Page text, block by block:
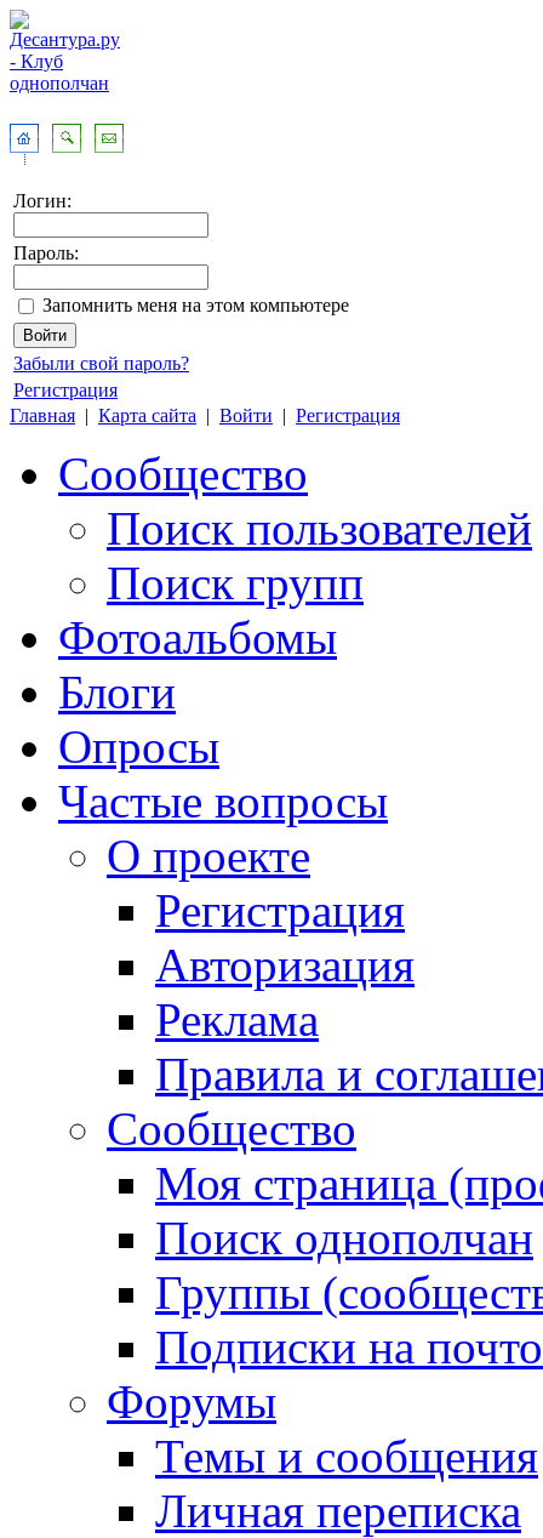
Логин:
Пароль:
Запомнить меня на этом компьютере
Забыли свой пароль?
Регистрация
Главная | Карта сайта | Войти | Регистрация
Сообщество
Поиск пользователей
Поиск групп
Фотоальбомы
Блоги
Опросы
Частые вопросы
О проекте
Регистрация
Авторизация
Реклама
Правила и
Сообщество
Моя страница
Поиск однополчан
Группы
Подписки на
Форумы
Темы и сообщения
Личная переписка